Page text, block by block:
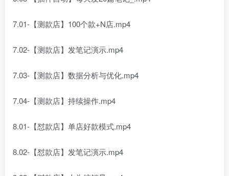
7.01-【测款店】100个款+N店.mp4
7.02-【测款店】发笔记演示.mp4
7.03-【测款店】数据分析与优化.mp4
7.04-【测款店】持续操作.mp4
8.01-【怼款店】单店好款模式.mp4
8.02-【怼款店】发笔记演示.mp4